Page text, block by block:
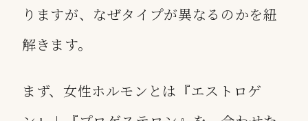
りますが、なぜタイプが異なるのかを紐
解きます。
まず、女性ホルモンとは『エストロゲ